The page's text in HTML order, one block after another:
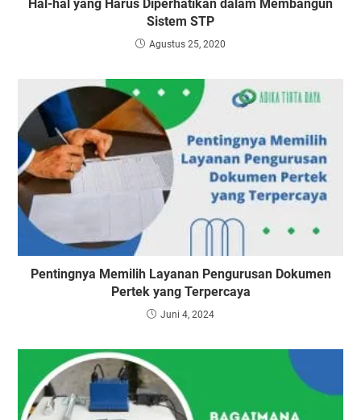
Hal-hal yang Harus Diperhatikan dalam Membangun
Sistem STP
Agustus 25, 2020
Pentingnya Memilih Layanan Pengurusan Dokumen
Pertek yang Terpercaya
Juni 4, 2024